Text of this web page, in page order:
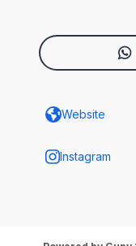
Website
Instagram